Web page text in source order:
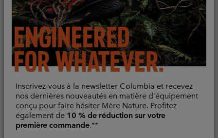
Inscrivez-vous à la newsletter Columbia et recevez
nos dernières nouveautés en matière d’équipement
conçu pour faire hésiter Mère Nature. Profitez
également de 10 % de réduction sur votre
première commande.**
T-shirt Technique
Manches Longues PFG
Uncharted™ Homme
T-shirt Tissé Chill Creek™
Homme